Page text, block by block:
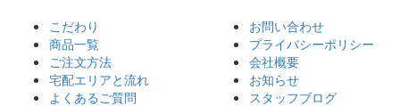
こだわり
商品一覧
ご注文方法
宅配エリアと流れ
よくあるご質問
お問い合わせ
プライバシーポリシー
会社概要
お知らせ
スタッフブログ